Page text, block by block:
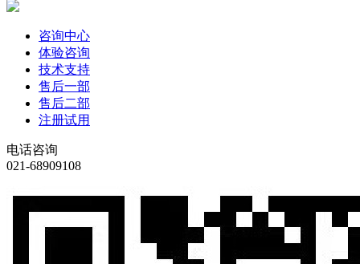
咨询中心
体验咨询
技术支持
售后一部
售后二部
注册试用
电话咨询
021-68909108